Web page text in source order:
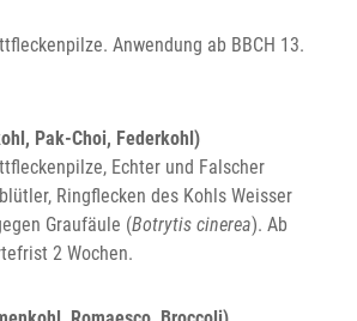
Anwendung ab BBCH 13.
Pak-Choi, Federkohl)
Echter und Falscher
Ringflecken des Kohls Weisser
Graufäule (Botrytis cinerea). Ab
2 Wochen.